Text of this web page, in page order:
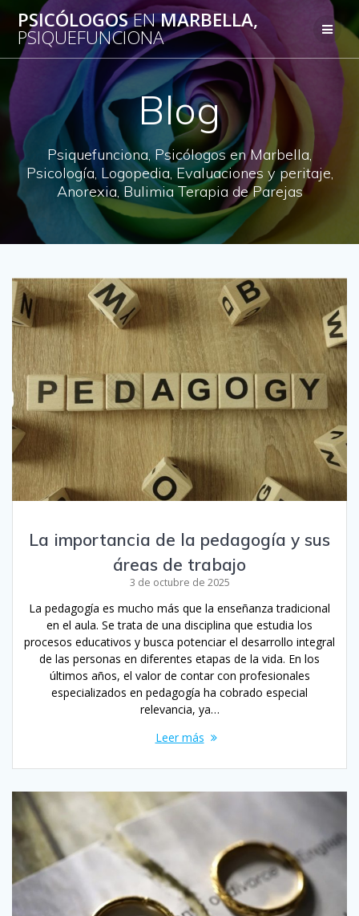
Saltar
al
contenido
PSICÓLOGOSENMARBELLA,
PSIQUEFUNCIONA
Blog
Psiquefunciona, Psicólogos en Marbella,
Psicología, Logopedia, Evaluaciones y peritaje,
Anorexia, Bulimia Terapia de Parejas
La importancia de la pedagogía y sus
áreas de trabajo
3 de octubre de 2025
La pedagogía es mucho más que la enseñanza tradicional
en el aula. Se trata de una disciplina que estudia los
procesos educativos y busca potenciar el desarrollo integral
de las personas en diferentes etapas de la vida. En los
últimos años, el valor de contar con profesionales
especializados en pedagogía ha cobrado especial
relevancia, ya…
Leer más